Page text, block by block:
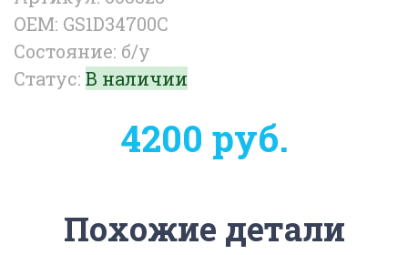
OEM: GS1D34700C
Состояние: б/у
Статус: В наличии
4200 руб.
Похожие детали